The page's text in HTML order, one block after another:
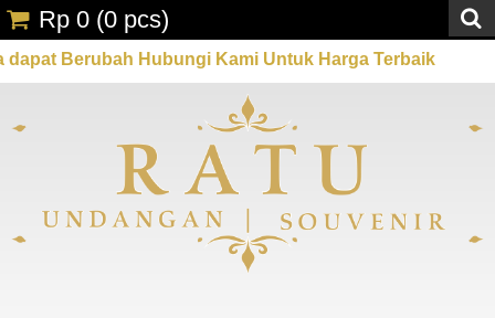
Hubungi Kami Untuk Harga Terbaik Promo
Rp 0 (0 pcs)